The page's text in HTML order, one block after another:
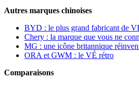
Autres marques chinoises
BYD : le plus grand fabricant de
Chery : la marque que vous ne
MG : une icône britannique
ORA et GWM : le VÉ rétro
Comparaisons